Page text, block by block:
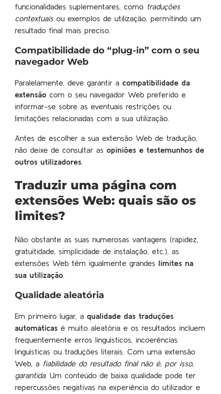
funcionalidades suplementares, como traduções
contextuaisou exemplos de utilização, permitindo um
resultado final mais preciso.
Compatibilidade do “plug-in” com o seu
navegador Web
Paralelamente, deve garantir acompatibilidade da
extensão com o seu navegador Web preferido e
informar-se sobre as eventuais restrições ou
limitações relacionadas com a sua utilização.
Antes de escolher a sua extensão Web de tradução,
não deixe de consultar asopiniões e testemunhos de
outros utilizadores
Traduzir uma página com
extensões Web: quais são os
limites?
Não obstante as suas numerosas vantagens (rapidez,
gratuitidade, simplicidade de instalação, etc.), as
extensões Web têm igualmente grandeslimites na
sua utilização
Qualidade aleatória
Em primeiro lugar, aqualidade das traduções
automáticas é muito aleatória e os resultados incluem
frequentemente erros linguísticos, incoerências
linguísticas ou traduções literais. Com uma extensão
Web, a fiabilidade do resultado final não é, por isso,
garantida. Um conteúdo de baixa qualidade pode ter
repercussões negativas na experiência do utilizador e